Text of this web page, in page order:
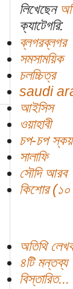
লিখেছেন
ক্যাটেগরি:
ব্লগরব্লগর
সমসাময়িক
চলচ্চিত্র
saudi
আইসিস
ওয়াহাবী
চপ-চপ
সালাফি
সৌদি আরব
কিশোর (১০
অতিথি
৪টি মন্তব্য
বিস্তারিত...